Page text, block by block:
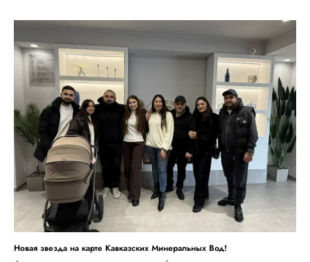
Новая звезда на карте Кавказских Минеральных Вод!